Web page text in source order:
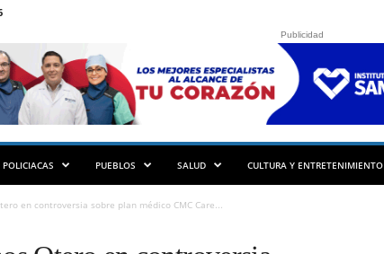
Publicidad
POLICIACAS PUEBLOS SALUD CULTURA Y ENTRETENIMIENTO
en controversia sobre plan médico CMC Care...